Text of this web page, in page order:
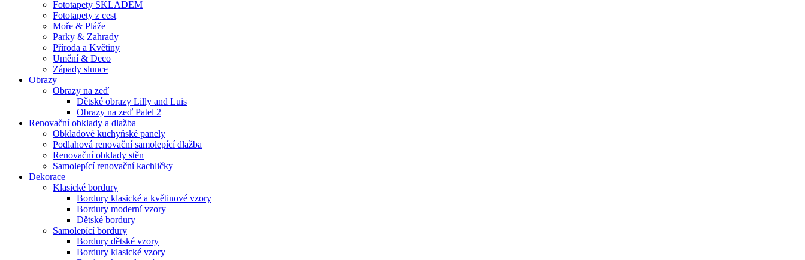
Fototapety SKLADEM
Fototapety z cest
Moře & Pláže
Parky & Zahrady
Příroda a Květiny
Umění & Deco
Západy slunce
Obrazy
Obrazy na zeď
Dětské obrazy Lilly and Luis
Obrazy na zeď Patel 2
Renovační obklady a dlažba
Obkladové kuchyňské panely
Podlahová renovační samolepící dlažba
Renovační obklady stěn
Samolepící renovační kachličky
Dekorace
Klasické bordury
Bordury klasické a květinové vzory
Bordury moderní vzory
Dětské bordury
Samolepící bordury
Bordury dětské vzory
Bordury klasické vzory